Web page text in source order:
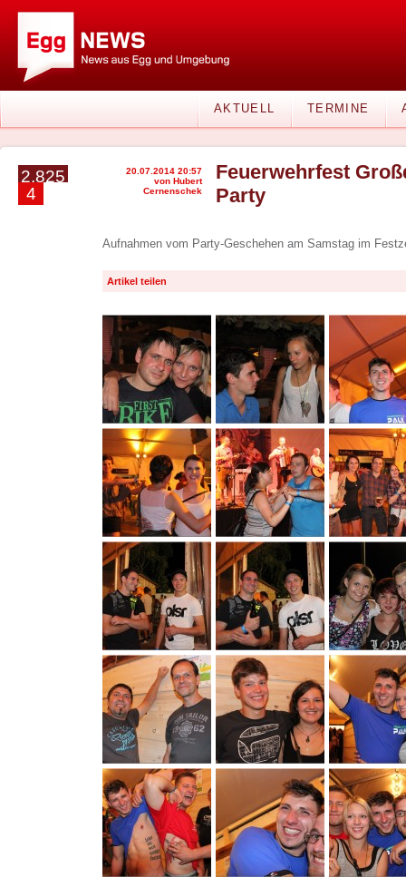
AKTUELL TERMINE
2.825
4
20.07.2014 20:57
von Hubert
Cernenschek
Feuerwehrfest
Party
Aufnahmen vom Party-Geschehen am Samstag im
Artikel teilen